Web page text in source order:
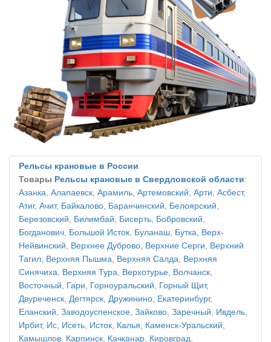
Рельсы крановые в России
Товары Рельсы крановые в Свердловской области:
Азанка, Алапаевск, Арамиль, Артемовский, Арти, Асбест,
Атиг, Ачит, Байкалово, Баранчинский, Белоярский,
Березовский, Билимбай, Бисерть, Бобровский,
Богданович, Большой Исток, Буланаш, Бутка, Верх-
Нейвинский, Верхнее Дуброво, Верхние Серги, Верхний
Тагил, Верхняя Пышма, Верхняя Салда, Верхняя
Синячиха, Верхняя Тура, Верхотурье, Волчанск,
Восточный, Гари, Горноуральский, Горный Щит,
Двуреченск, Дегтярск, Дружинино, Екатеринбург,
Еланский, Заводоуспенское, Зайково, Заречный, Ивдель,
Ирбит, Ис, Исеть, Исток, Калья, Каменск-Уральский,
Камышлов, Карпинск, Качканар, Кировград,